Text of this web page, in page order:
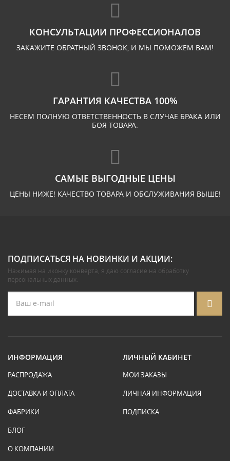
КОНСУЛЬТАЦИИ ПРОФЕССИОНАЛОВ
ЗАКАЖИТЕ ОБРАТНЫЙ ЗВОНОК, И МЫ ПОМОЖЕМ ВАМ!
ГАРАНТИЯ КАЧЕСТВА 100%
НЕСЕМ ПОЛНУЮ ОТВЕТСТВЕННОСТЬ В СЛУЧАЕ БРАКА ИЛИ
БОЯ ТОВАРА.
САМЫЕ ВЫГОДНЫЕ ЦЕНЫ
ЦЕНЫ НИЖЕ! КАЧЕСТВО ТОВАРА И ОБСЛУЖИВАНИЯ ВЫШЕ!
ПОДПИСАТЬСЯ НА НОВИНКИ И АКЦИИ:
Нажимая на иконку конверта, я даю согласие на обработку
персональных данных.
ИНФОРМАЦИЯ
РАСПРОДАЖА
ДОСТАВКА И ОПЛАТА
ФАБРИКИ
БЛОГ
О КОМПАНИИ
ЛИЧНЫЙ КАБИНЕТ
МОИ ЗАКАЗЫ
ЛИЧНАЯ ИНФОРМАЦИЯ
ПОДПИСКА